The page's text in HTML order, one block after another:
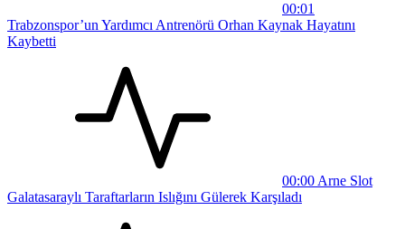
00:01
Trabzonspor’un Yardımcı Antrenörü Orhan Kaynak Hayatını
Kaybetti
00:00 Arne Slot
Galatasaraylı Taraftarların Islığını Gülerek Karşıladı